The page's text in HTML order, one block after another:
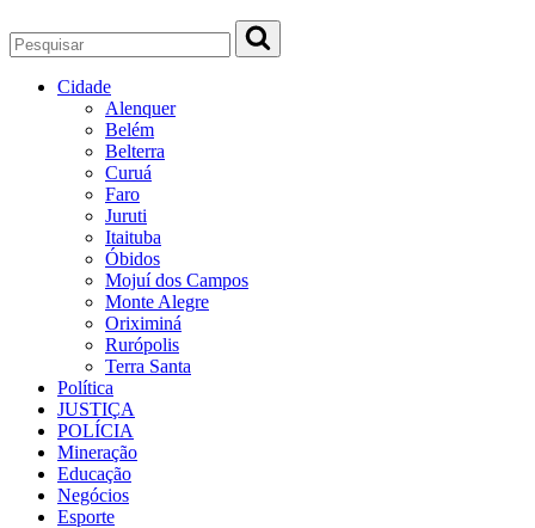
Cidade
Alenquer
Belém
Belterra
Curuá
Faro
Juruti
Itaituba
Óbidos
Mojuí dos Campos
Monte Alegre
Oriximiná
Rurópolis
Terra Santa
Política
JUSTIÇA
POLÍCIA
Mineração
Educação
Negócios
Esporte